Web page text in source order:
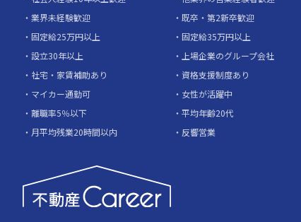
業界未経験歓迎
既卒・第2新卒歓迎
固定給25万円以上
固定給35万円以上
設立30年以上
上場企業のグループ会社
社宅・家賃補助あり
資格支援制度あり
マイカー通勤可
女性が活躍中
離職率5％以下
平均年齢20代
月平均残業20時間以内
反響営業